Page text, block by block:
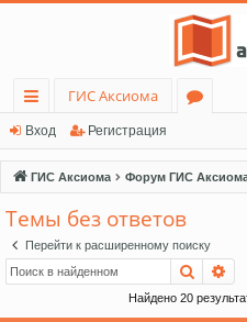
с
ы
лк
и
ГИС Аксиома
ру
м
Вход Регистрация
ГИС Аксиома Форум ГИС
Темы без ответов
Перейти к расширенному поиску
Поиск
Найдено 20